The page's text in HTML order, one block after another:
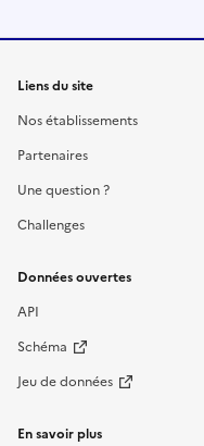
Liens du site
Nos établissements
Partenaires
Une question ?
Challenges
Données ouvertes
API
Schéma
Jeu de données
En savoir plus